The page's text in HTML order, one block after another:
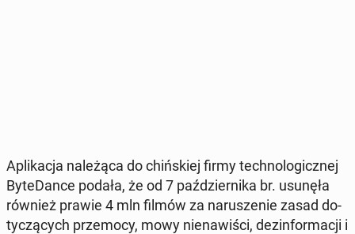
Apli­ka­cja na­le­żą­ca do chiń­skiej firmy tech­no­lo­gicz­nej
By­te­Dan­ce podała, że od 7 paź­dzier­ni­ka br. usunęła
również prawie 4 mln filmów za na­ru­sze­nie zasad do­
ty­czą­cych prze­mo­cy, mowy nie­na­wi­ści, dez­in­for­ma­cji i